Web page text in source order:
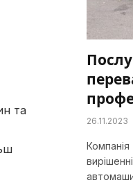
та
26.11.2023
Компанія